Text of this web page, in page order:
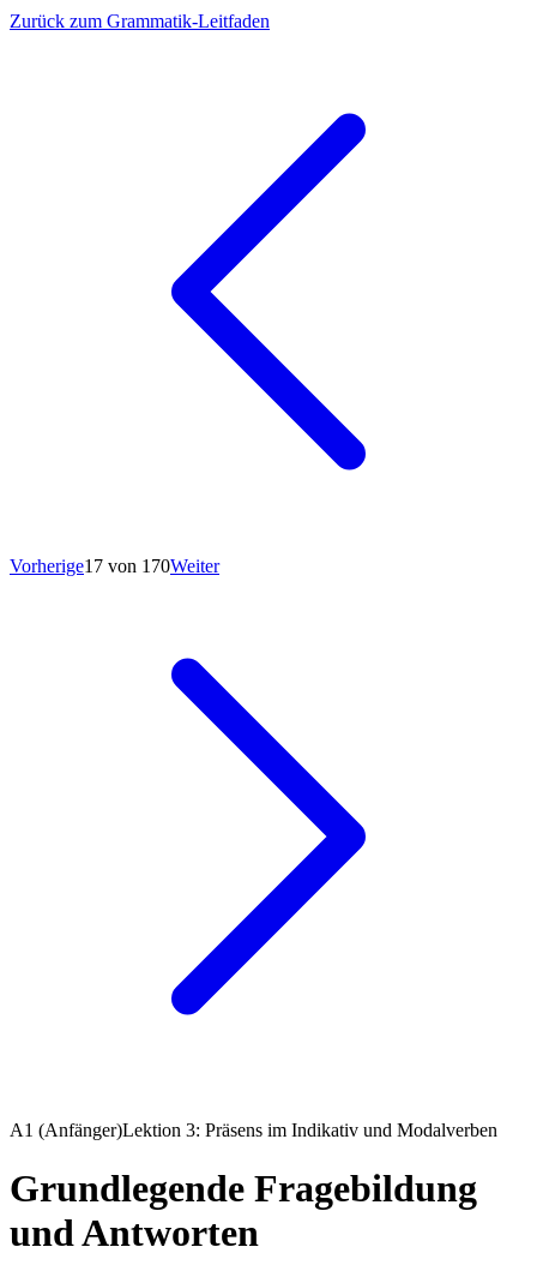
Zurück zum Grammatik-Leitfaden
Vorherige17 von 170Weiter
A1 (Anfänger)Lektion 3: Präsens im Indikativ und Modalverben
Grundlegende Fragebildung
und Antworten